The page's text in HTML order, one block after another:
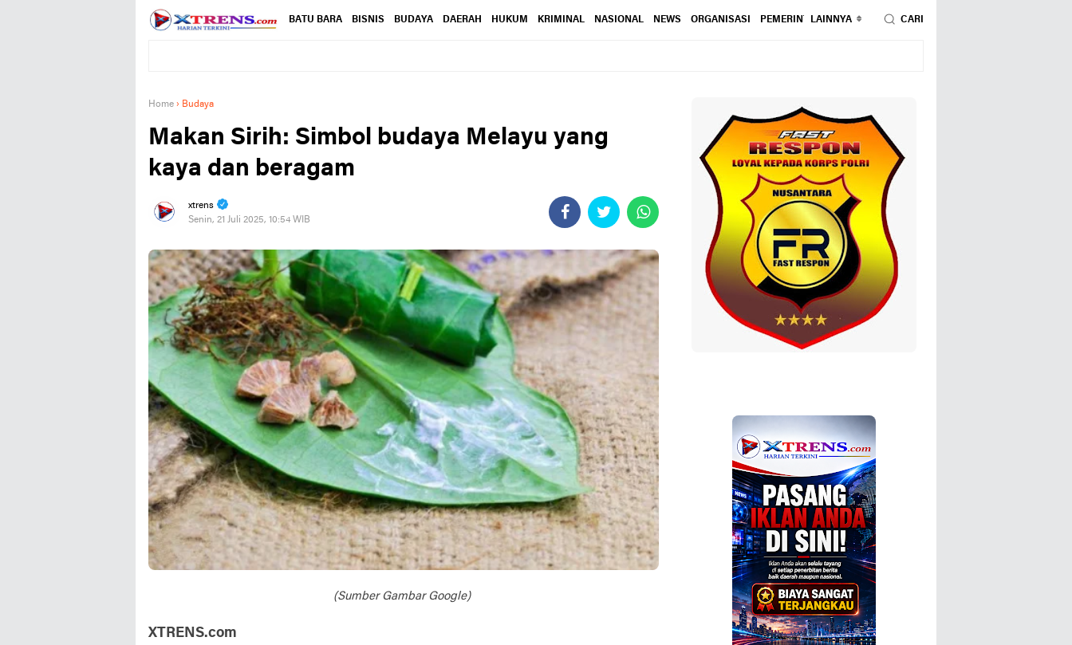
BATU BARA BISNIS BUDAYA DAERAH HUKUM KRIMINAL NASIONAL NEWS ORGANISASI PEMERINTAHAN PENDIDIKAN PERISTIWA
LAINNYA CARI
Home › Budaya
Makan Sirih: Simbol budaya Melayu yang
kaya dan beragam
xtrens
Senin, 21 Juli 2025, 10:54 WIB
(Sumber Gambar Google)
XTRENS.com